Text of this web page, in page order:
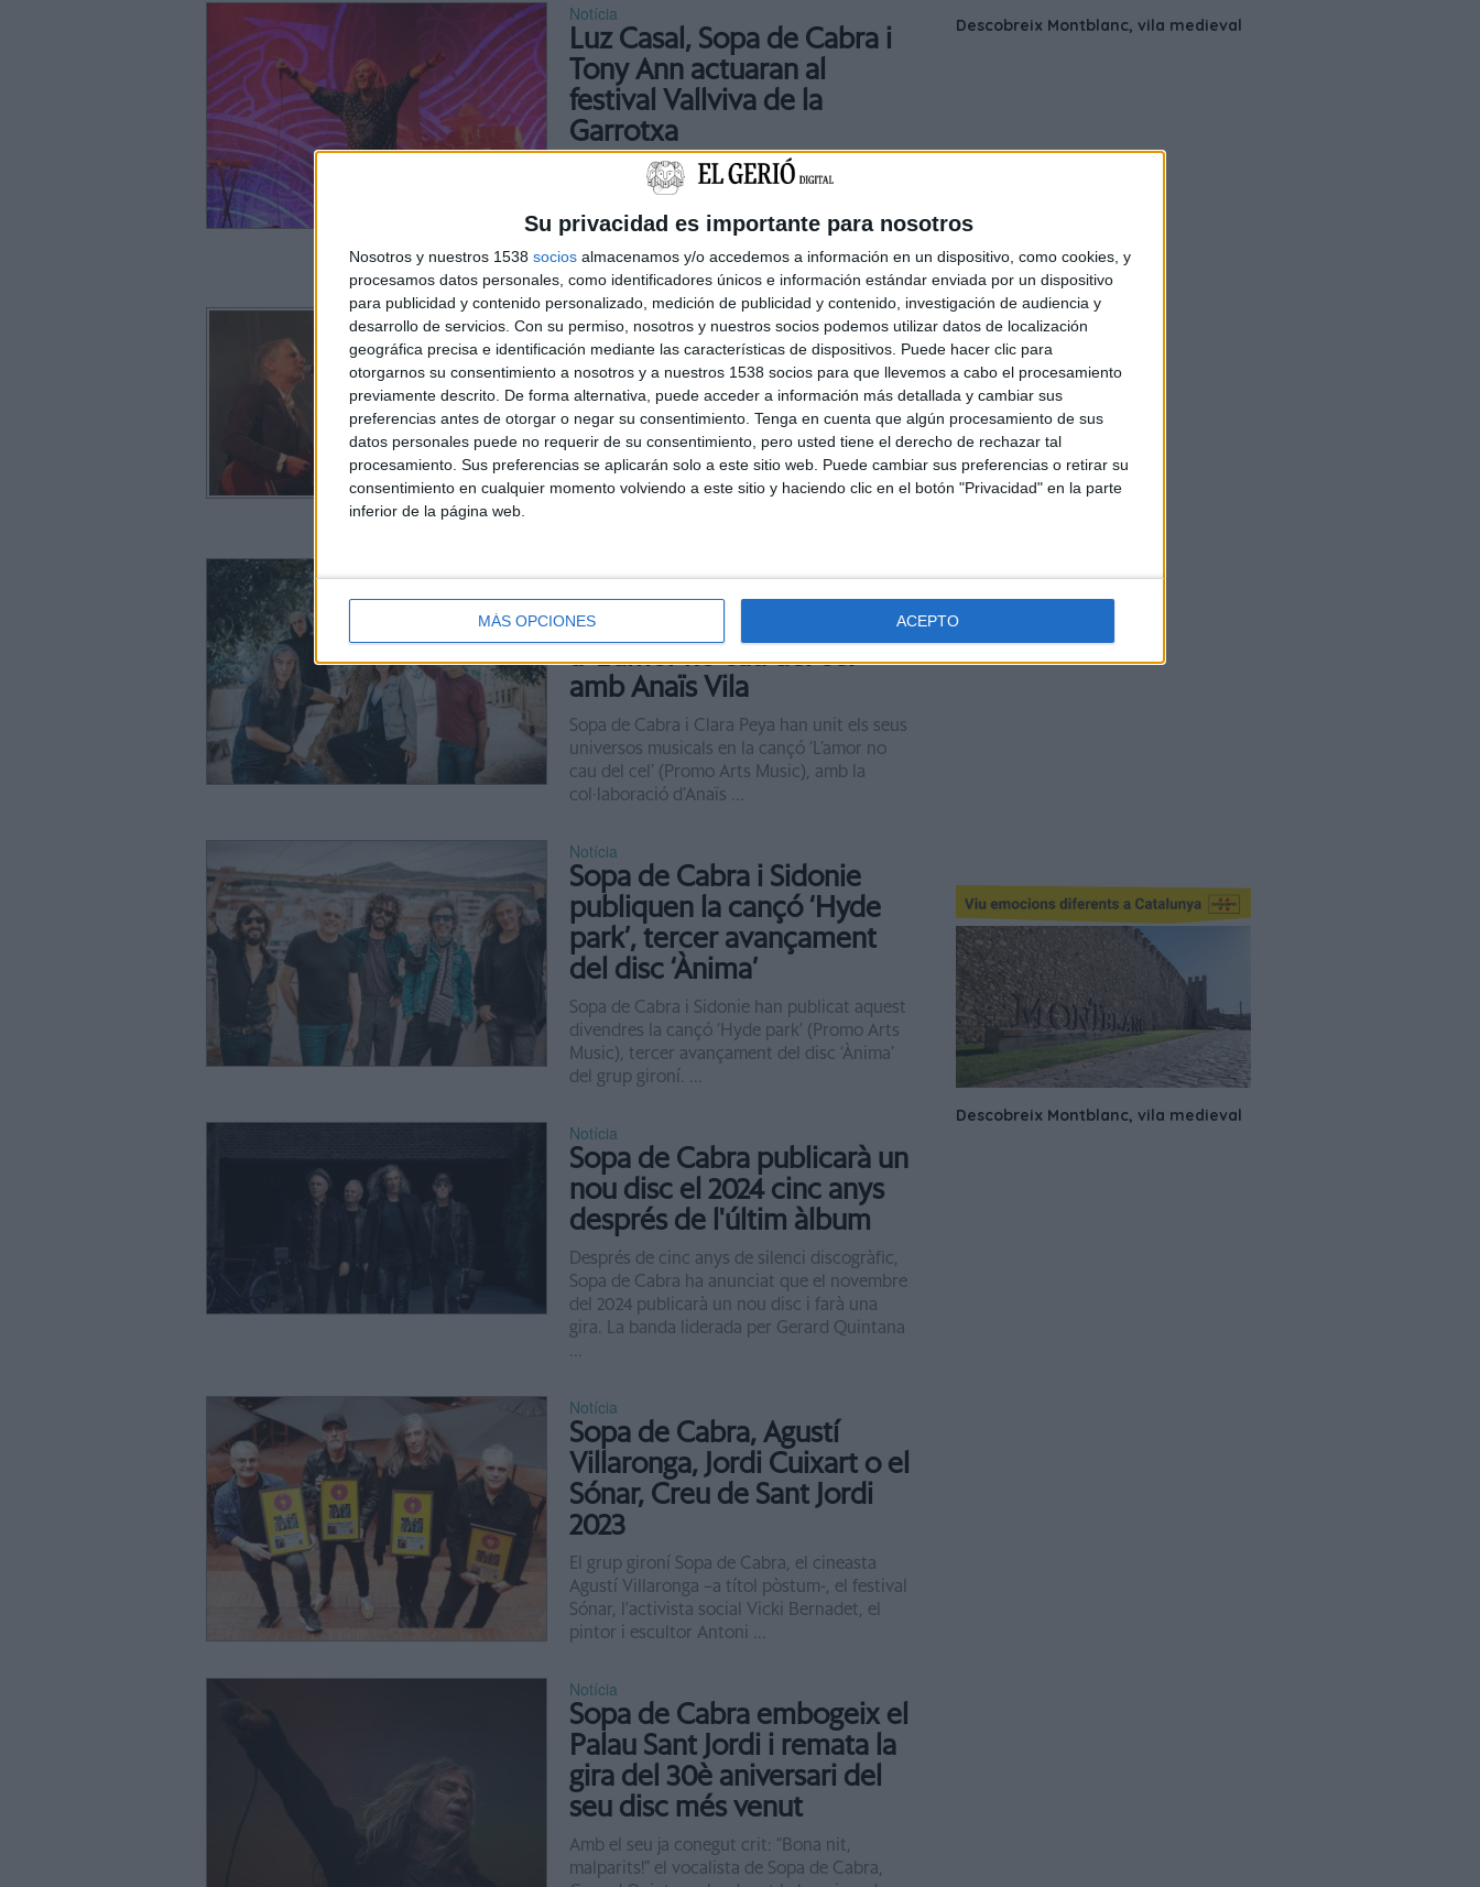
Su privacidad es importante para nosotros
Nosotros y nuestros 1538 socios almacenamos y/o accedemos a información en un dispositivo, como cookies, y
procesamos datos personales, como identificadores únicos e información estándar enviada por un dispositivo
para publicidad y contenido personalizado, medición de publicidad y contenido, investigación de audiencia y
desarrollo de servicios. Con su permiso, nosotros y nuestros socios podemos utilizar datos de localización
geográfica precisa e identificación mediante las características de dispositivos. Puede hacer clic para
otorgarnos su consentimiento a nosotros y a nuestros 1538 socios para que llevemos a cabo el procesamiento
previamente descrito. De forma alternativa, puede acceder a información más detallada y cambiar sus
preferencias antes de otorgar o negar su consentimiento. Tenga en cuenta que algún procesamiento de sus
datos personales puede no requerir de su consentimiento, pero usted tiene el derecho de rechazar tal
procesamiento. Sus preferencias se aplicarán solo a este sitio web. Puede cambiar sus preferencias o retirar su
consentimiento en cualquier momento volviendo a este sitio y haciendo clic en el botón "Privacidad" en la parte
inferior de la página web.
MÁS OPCIONES ACEPTO
Notícia
Luz Casal, Sopa de Cabra i
Tony Ann actuaran al
festival Vallviva de la
Garrotxa
La cantant Luz Casal, el grup Sopa de Cabra
i el pianista Tony Ann són alguns dels caps
de cartell del Festival Vallviva per aquest
estiu, que es farà entre el 9 i el 13 de juliol al
cor ...
Notícia
Sopa de Cabra i Els Pets
compartiran escenari a
Roses 25 anys després
Sopa de Cabra i Els Pets junts després de 25
anys. El festival Sons del Món de Roses (Alt
Empordà) ha programat per al 2 d'agost una
Sopa de Cabra i Clara Peya
uneixen els seus universos
a ‘L’amor no cau del cel’
amb Anaïs Vila
Sopa de Cabra i Clara Peya han unit els seus
universos musicals en la cançó ‘L’amor no
cau del cel’ (Promo Arts Music), amb la
col·laboració d’Anaïs ...
Notícia
Sopa de Cabra i Sidonie
publiquen la cançó ‘Hyde
park’, tercer avançament
del disc ‘Ànima’
Sopa de Cabra i Sidonie han publicat aquest
divendres la cançó ‘Hyde park’ (Promo Arts
Music), tercer avançament del disc ‘Ànima’
del grup gironí. ...
Notícia
Sopa de Cabra publicarà un
nou disc el 2024 cinc anys
després de l'últim àlbum
Després de cinc anys de silenci discogràfic,
Sopa de Cabra ha anunciat que el novembre
del 2024 publicarà un nou disc i farà una
gira. La banda liderada per Gerard Quintana
Notícia
Sopa de Cabra, Agustí
Villaronga, Jordi Cuixart o el
Sónar, Creu de Sant Jordi
2023
El grup gironí Sopa de Cabra, el cineasta
Agustí Villaronga –a títol pòstum-, el festival
Sónar, l'activista social Vicki Bernadet, el
pintor i escultor Antoni ...
Notícia
Sopa de Cabra embogeix el
Palau Sant Jordi i remata la
gira del 30è aniversari del
seu disc més venut
Amb el seu ja conegut crit: “Bona nit,
malparits!” el vocalista de Sopa de Cabra,